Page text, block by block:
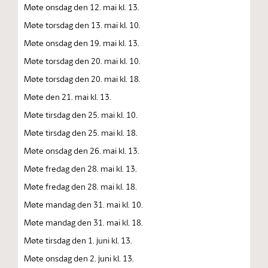
Møte onsdag den 12. mai kl. 13.
Møte torsdag den 13. mai kl. 10.
Møte onsdag den 19. mai kl. 13.
Møte torsdag den 20. mai kl. 10.
Møte torsdag den 20. mai kl. 18.
Møte den 21. mai kl. 13.
Møte tirsdag den 25. mai kl. 10.
Møte tirsdag den 25. mai kl. 18.
Møte onsdag den 26. mai kl. 13.
Møte fredag den 28. mai kl. 13.
Møte fredag den 28. mai kl. 18.
Møte mandag den 31. mai kl. 10.
Møte mandag den 31. mai kl. 18.
Møte tirsdag den 1. juni kl. 13.
Møte onsdag den 2. juni kl. 13.